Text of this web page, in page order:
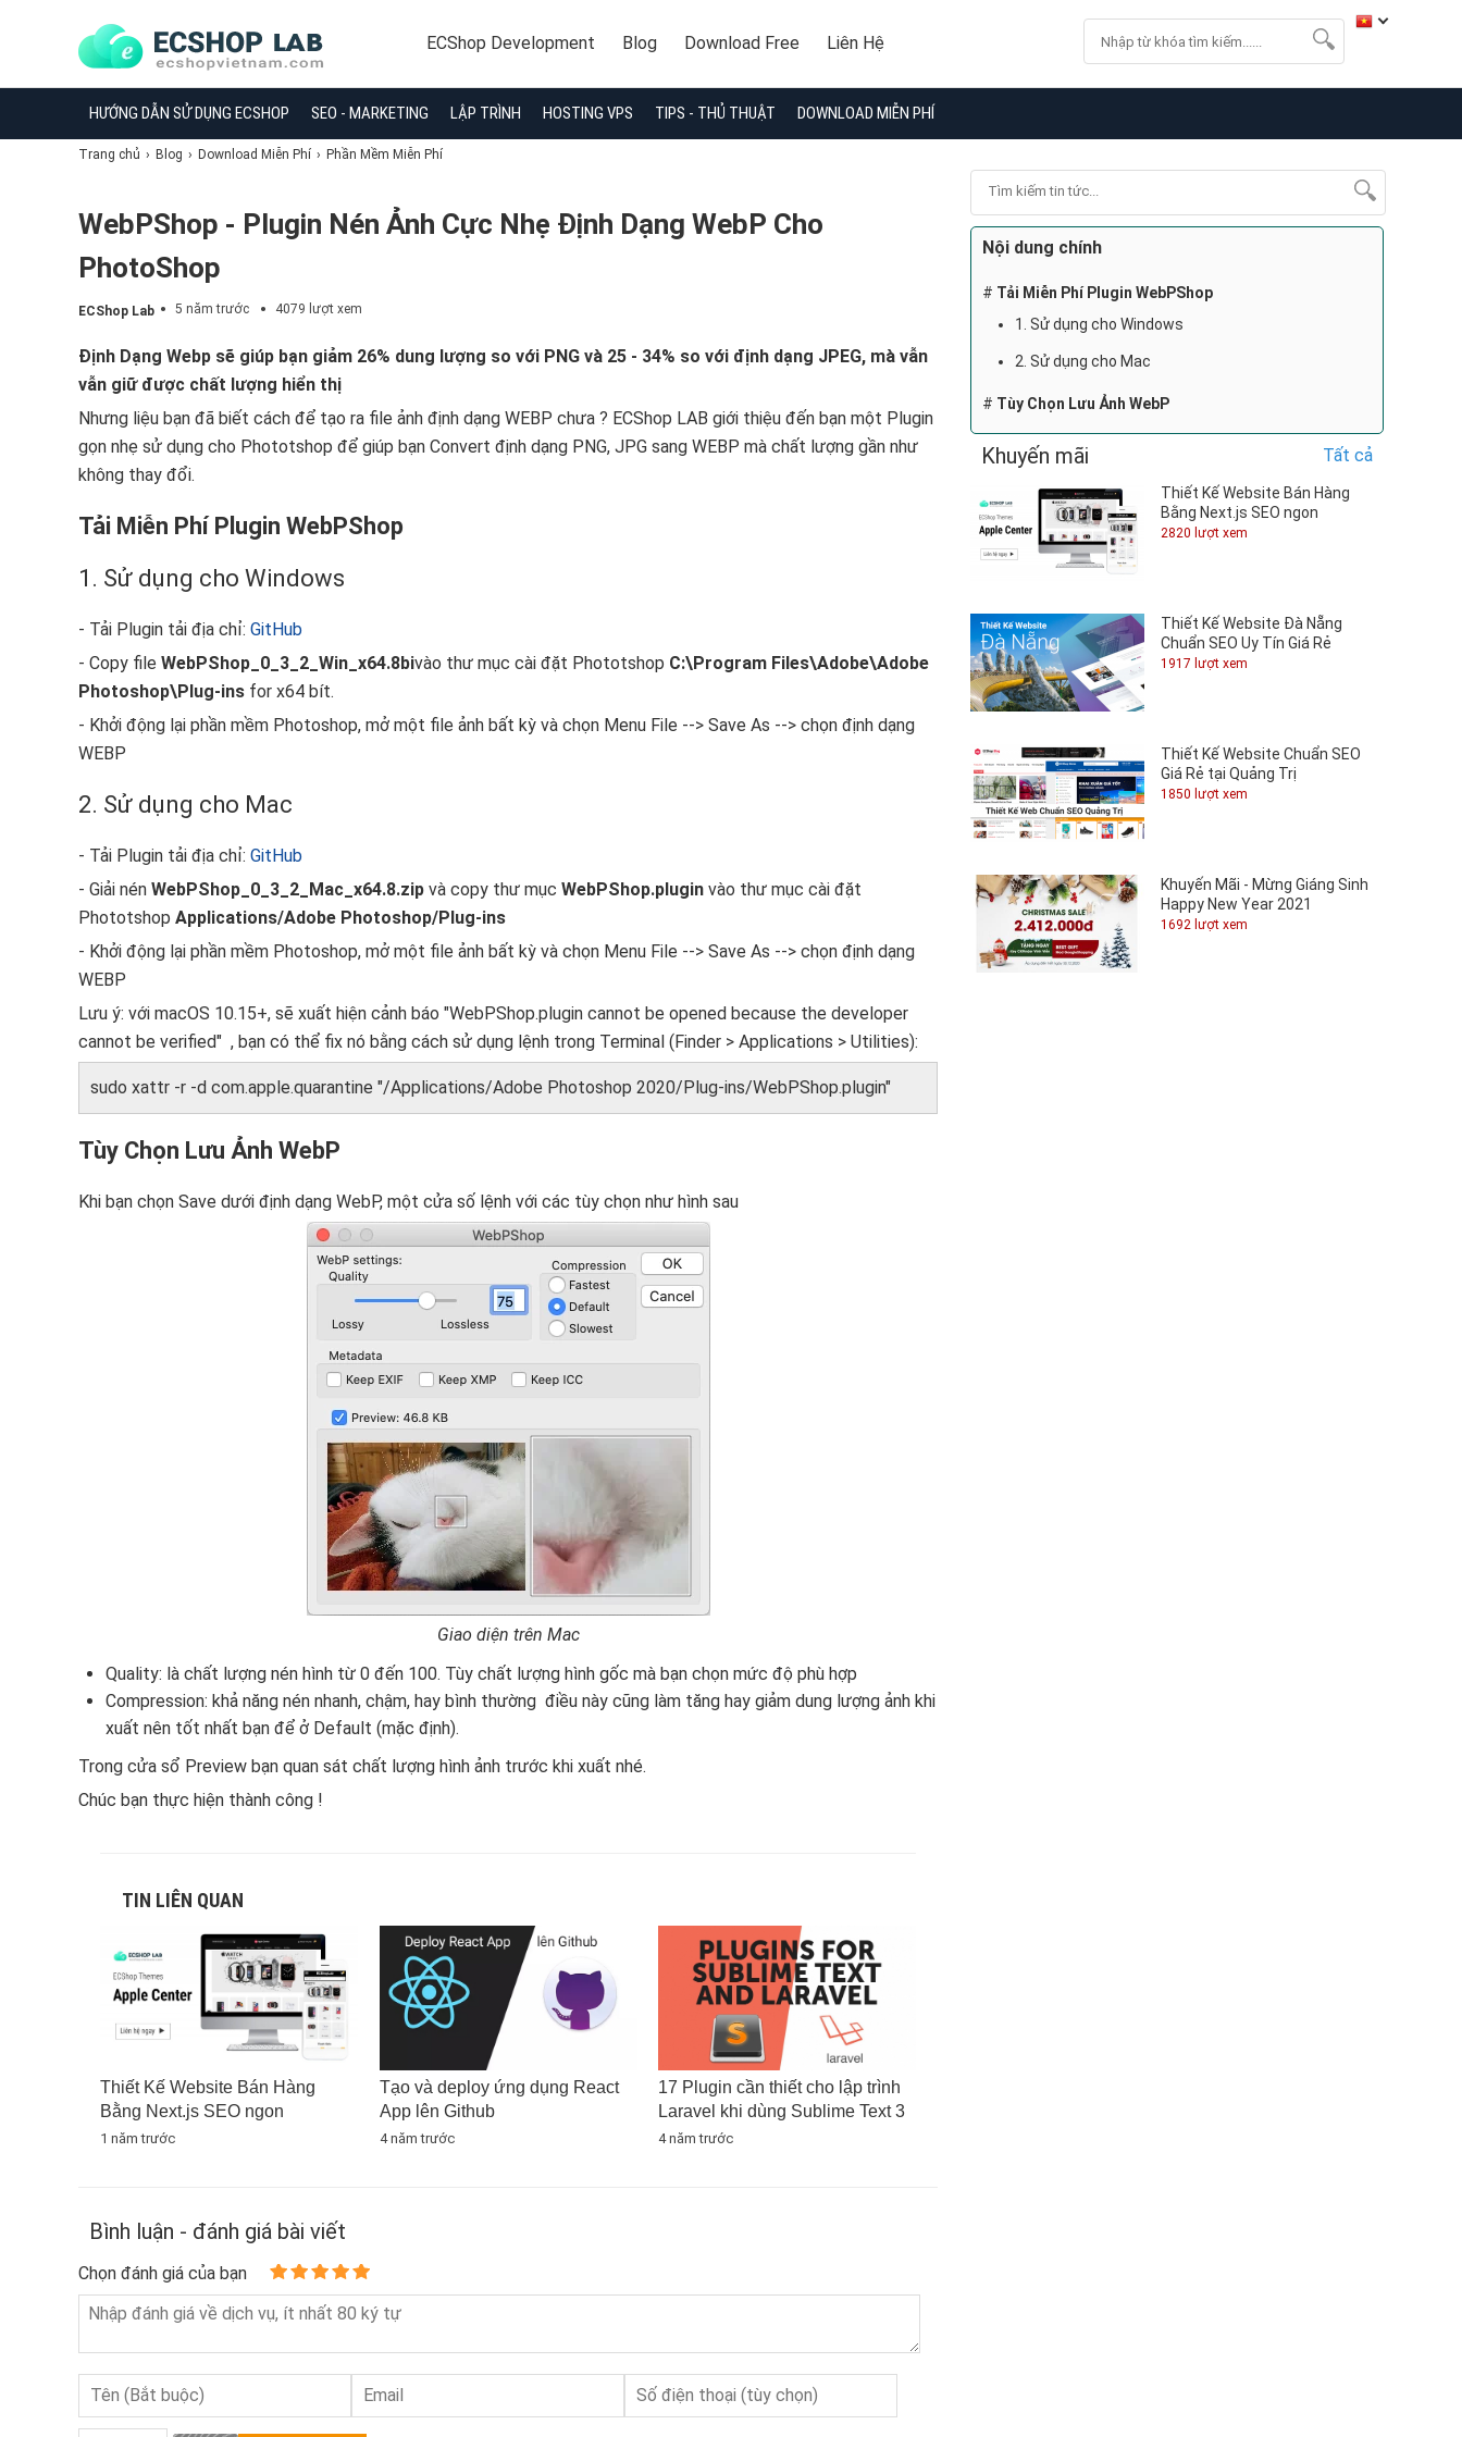
ECShop Development Blog Download Free Liên Hệ
HƯỚNG DẪN SỬ DỤNG ECSHOP SEO - MARKETING LẬP TRÌNH HOSTING VPS TIPS - THỦ THUẬT DOWNLOAD MIỄN PHÍ
Trang chủ Blog Download Miễn Phí Phần Mềm Miễn Phí
WebPShop - Plugin Nén Ảnh Cực Nhẹ Định Dạng WebP Cho
PhotoShop
ECShop Lab 5 năm trước 4079 lượt xem
Định Dạng Webp sẽ giúp bạn giảm 26% dung lượng so với PNG và 25 - 34% so với định dạng JPEG, mà vẫn
vẫn giữ được chất lượng hiển thị
Nhưng liệu bạn đã biết cách để tạo ra file ảnh định dạng WEBP chưa ? ECShop LAB giới thiệu đến bạn một Plugin
gọn nhẹ sử dụng cho Phototshop để giúp bạn Convert định dạng PNG, JPG sang WEBP mà chất lượng gần như
không thay đổi.
Tải Miễn Phí Plugin WebPShop
1. Sử dụng cho Windows
- Tải Plugin tải địa chỉ: GitHub
- Copy file WebPShop_0_3_2_Win_x64.8bivào thư mục cài đặt Phototshop C:\Program Files\Adobe\Adobe
Photoshop\Plug-ins for x64 bít.
- Khởi động lại phần mềm Photoshop, mở một file ảnh bất kỳ và chọn Menu File --> Save As --> chọn định dạng
WEBP
2. Sử dụng cho Mac
- Tải Plugin tải địa chỉ: GitHub
- Giải nén WebPShop_0_3_2_Mac_x64.8.zip và copy thư mục WebPShop.plugin vào thư mục cài đặt
Phototshop Applications/Adobe Photoshop/Plug-ins
- Khởi động lại phần mềm Photoshop, mở một file ảnh bất kỳ và chọn Menu File --> Save As --> chọn định dạng
WEBP
Lưu ý: với macOS 10.15+, sẽ xuất hiện cảnh báo "WebPShop.plugin cannot be opened because the developer
cannot be verified" , bạn có thể fix nó bằng cách sử dụng lệnh trong Terminal (Finder > Applications > Utilities):
sudo xattr -r -d com.apple.quarantine "/Applications/Adobe Photoshop 2020/Plug-ins/WebPShop.plugin"
Tùy Chọn Lưu Ảnh WebP
Khi bạn chọn Save dưới định dạng WebP, một cửa số lệnh với các tùy chọn như hình sau
Giao diện trên Mac
Quality: là chất lượng nén hình từ 0 đến 100. Tùy chất lượng hình gốc mà bạn chọn mức độ phù hợp
Compression: khả năng nén nhanh, chậm, hay bình thường điều này cũng làm tăng hay giảm dung lượng ảnh khi
xuất nên tốt nhất bạn để ở Default (mặc định).
Trong cửa sổ Preview bạn quan sát chất lượng hình ảnh trước khi xuất nhé.
Chúc bạn thực hiện thành công !
TIN LIÊN QUAN
Thiết Kế Website Bán Hàng
Bằng Next.js SEO ngon
1 năm trước
Tạo và deploy ứng dụng React
App lên Github
4 năm trước
17 Plugin cần thiết cho lập trình
Laravel khi dùng Sublime Text 3
4 năm trước
Bình luận - đánh giá bài viết
Chọn đánh giá của bạn
Nội dung chính
Tải Miễn Phí Plugin WebPShop
1. Sử dụng cho Windows
2. Sử dụng cho Mac
Tùy Chọn Lưu Ảnh WebP
Khuyến mãi Tất cả
Thiết Kế Website Bán Hàng
Bằng Next.js SEO ngon
2820 lượt xem
Thiết Kế Website Đà Nẵng
Chuẩn SEO Uy Tín Giá Rẻ
1917 lượt xem
Thiết Kế Website Chuẩn SEO
Giá Rẻ tại Quảng Trị
1850 lượt xem
Khuyến Mãi - Mừng Giáng Sinh
Happy New Year 2021
1692 lượt xem